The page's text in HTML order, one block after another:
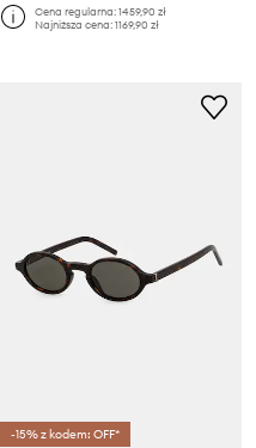
Cena regularna:1459,90 zł
Najniższa cena:1169,90 zł
-15% z kodem: OFF*